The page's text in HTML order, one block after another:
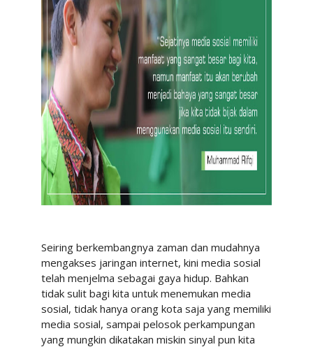
Seiring berkembangnya zaman dan mudahnya
mengakses jaringan internet, kini media sosial
telah menjelma sebagai gaya hidup. Bahkan
tidak sulit bagi kita untuk menemukan media
sosial, tidak hanya orang kota saja yang memiliki
media sosial, sampai pelosok perkampungan
yang mungkin dikatakan miskin sinyal pun kita